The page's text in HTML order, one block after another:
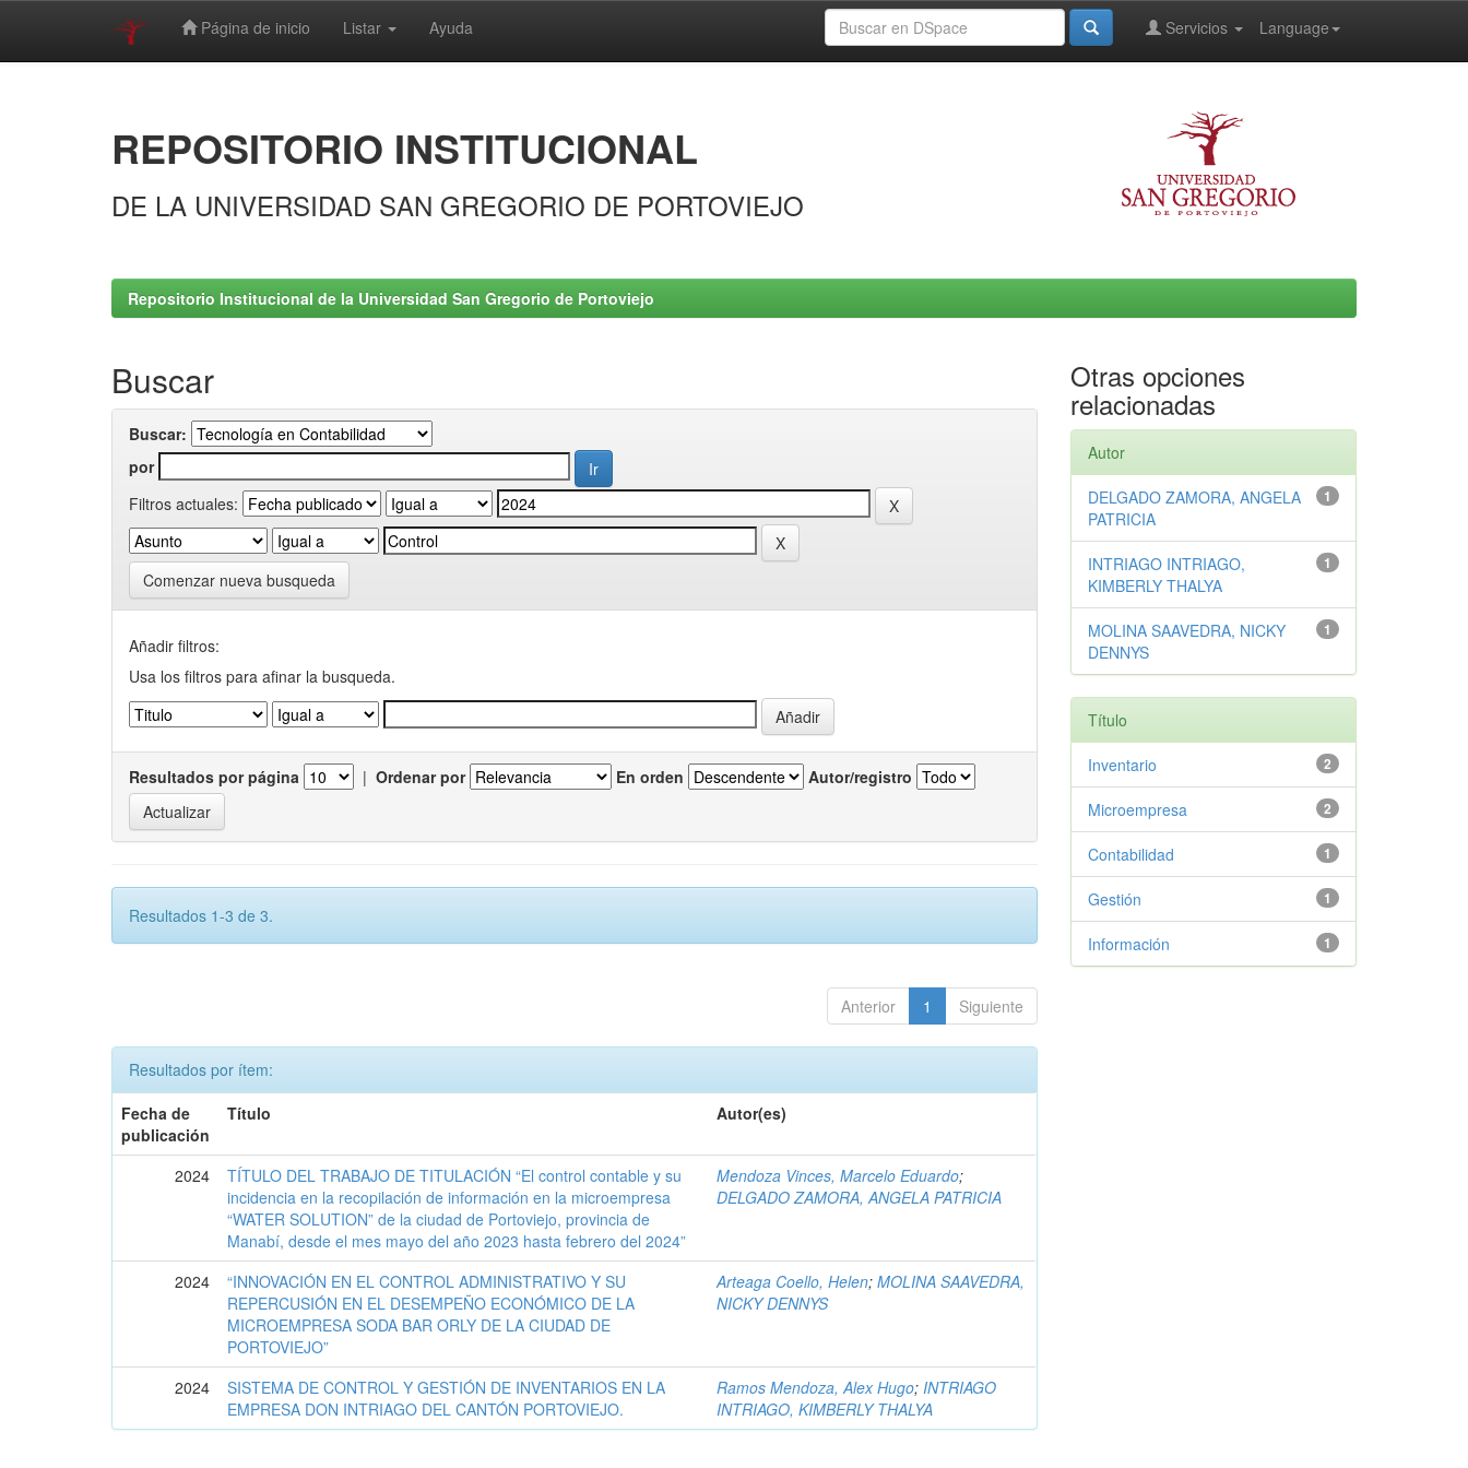
Página de inicio Listar Ayuda Language
Servicios
REPOSITORIO INSTITUCIONAL
DE LA UNIVERSIDAD SAN GREGORIO DE PORTOVIEJO
Repositorio Institucional de la Universidad San Gregorio de Portoviejo
Buscar
Buscar:
por
Filtros actuales:
Comenzar nueva busqueda
Añadir filtros:
Usa los filtros para afinar la busqueda.
Resultados por página | Ordenar por En orden Autor/registro
Resultados 1-3 de 3.
Anterior 1 Siguiente
Resultados por ítem:
Fecha de
publicación
Título Autor(es)
2024
TÍTULO DEL TRABAJO DE TITULACIÓN “El control contable y su
incidencia en la recopilación de información en la microempresa
“WATER SOLUTION” de la ciudad de Portoviejo, provincia de
Manabí, desde el mes mayo del año 2023 hasta febrero del 2024”
Mendoza Vinces, Marcelo Eduardo;
DELGADO ZAMORA, ANGELA PATRICIA
2024
“INNOVACIÓN EN EL CONTROL ADMINISTRATIVO Y SU
REPERCUSIÓN EN EL DESEMPEÑO ECONÓMICO DE LA
MICROEMPRESA SODA BAR ORLY DE LA CIUDAD DE
PORTOVIEJO”
Arteaga Coello, Helen;MOLINA SAAVEDRA,
NICKY DENNYS
2024
SISTEMA DE CONTROL Y GESTIÓN DE INVENTARIOS EN LA
EMPRESA DON INTRIAGO DEL CANTÓN PORTOVIEJO.
Ramos Mendoza, Alex Hugo;INTRIAGO
INTRIAGO, KIMBERLY THALYA
Otras opciones
relacionadas
Autor
1
DELGADO ZAMORA, ANGELA
PATRICIA
1
INTRIAGO INTRIAGO,
KIMBERLY THALYA
1
MOLINA SAAVEDRA, NICKY
DENNYS
Título
2
Inventario
2
Microempresa
1
Contabilidad
1
Gestión
1
Información